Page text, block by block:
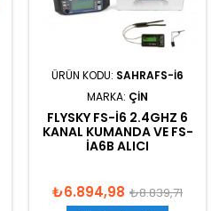
ÜRÜN KODU: SAHRAFS-I6
MARKA: ÇIN
FLYSKY FS-I6 2.4GHZ 6
KANAL KUMANDA VE FS-
IA6B ALICI
₺6.894,98 ₺8.839,71